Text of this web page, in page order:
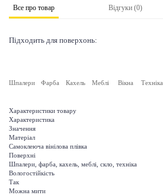
Все про товар Відгуки (0)
Підходить для поверхонь:
Шпалери Фарба Кахель Меблі Вікна Техніка
Характеристики товару
Характеристика
Значення
Матеріал
Самоклеюча вінілова плівка
Поверхні
Шпалери, фарба, кахель, меблі, скло, техніка
Вологостійкість
Так
Можна мити